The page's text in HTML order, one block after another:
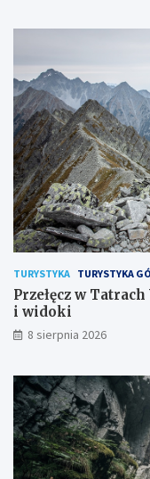
TURYSTYKA TURYSTYKA
Przełęcz w
i widoki
8 sierpnia 2026